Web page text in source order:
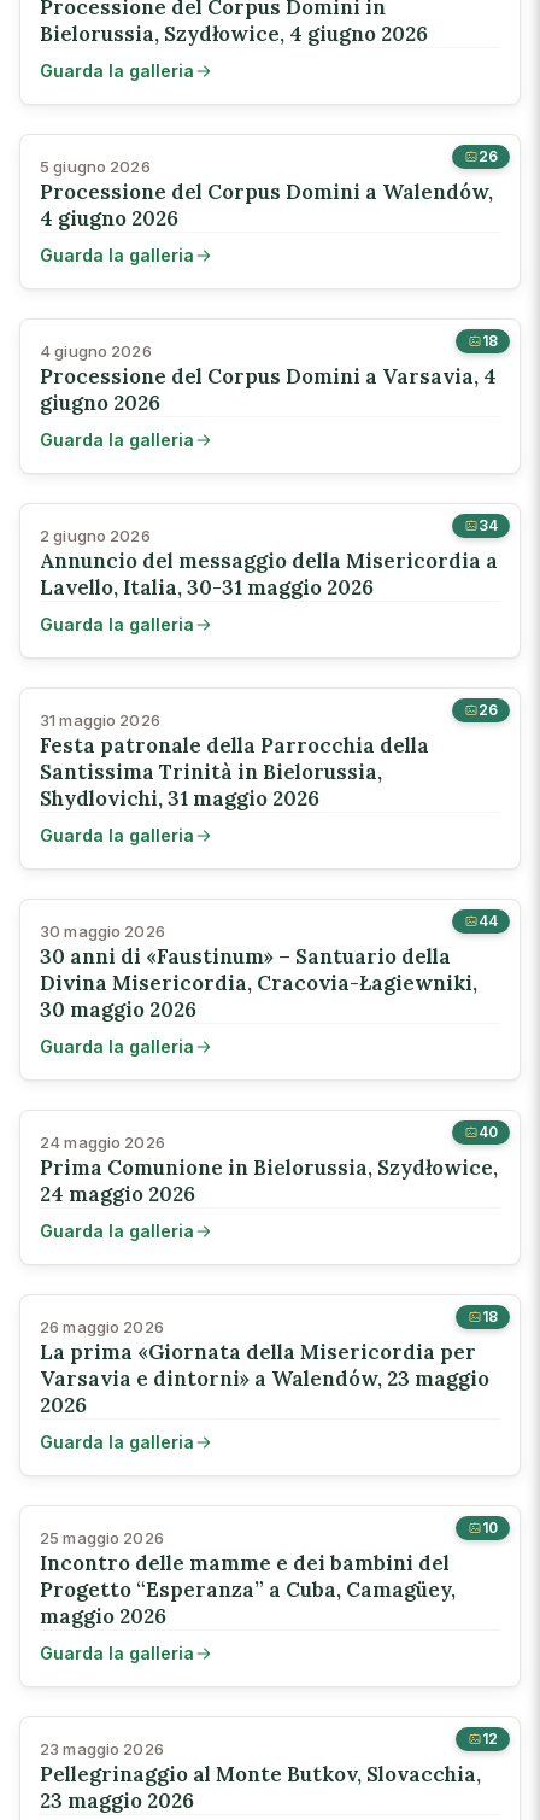
Processione del Corpus Domini in
Bielorussia, Szydłowice, 4 giugno 2026
Guarda la galleria
26
5 giugno 2026
Processione del Corpus Domini a Walendów,
4 giugno 2026
Guarda la galleria
18
4 giugno 2026
Processione del Corpus Domini a Varsavia, 4
giugno 2026
Guarda la galleria
34
2 giugno 2026
Annuncio del messaggio della Misericordia a
Lavello, Italia, 30-31 maggio 2026
Guarda la galleria
26
31 maggio 2026
Festa patronale della Parrocchia della
Santissima Trinità in Bielorussia,
Shydlovichi, 31 maggio 2026
Guarda la galleria
44
30 maggio 2026
30 anni di «Faustinum» – Santuario della
Divina Misericordia, Cracovia-Łagiewniki,
30 maggio 2026
Guarda la galleria
40
24 maggio 2026
Prima Comunione in Bielorussia, Szydłowice,
24 maggio 2026
Guarda la galleria
18
26 maggio 2026
La prima «Giornata della Misericordia per
Varsavia e dintorni» a Walendów, 23 maggio
2026
Guarda la galleria
10
25 maggio 2026
Incontro delle mamme e dei bambini del
Progetto “Esperanza” a Cuba, Camagüey,
maggio 2026
Guarda la galleria
12
23 maggio 2026
Pellegrinaggio al Monte Butkov, Slovacchia,
23 maggio 2026